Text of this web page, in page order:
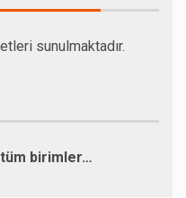
sunulmaktadır.
tüm birimler…